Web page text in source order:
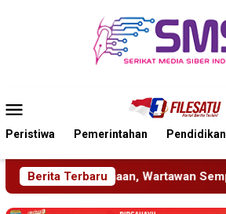
Mobile
Peristiwa Pemerintahan Pendidikan
Berita Terbaru
Terhalang Masuk ke Ruang UGD